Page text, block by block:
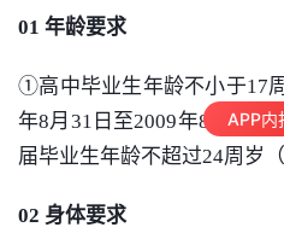
01 年龄要求
①高中毕业生年龄不小于17
年8月31日至2009年8月31
届毕业生年龄不超过24周岁
02 身体要求
APP内